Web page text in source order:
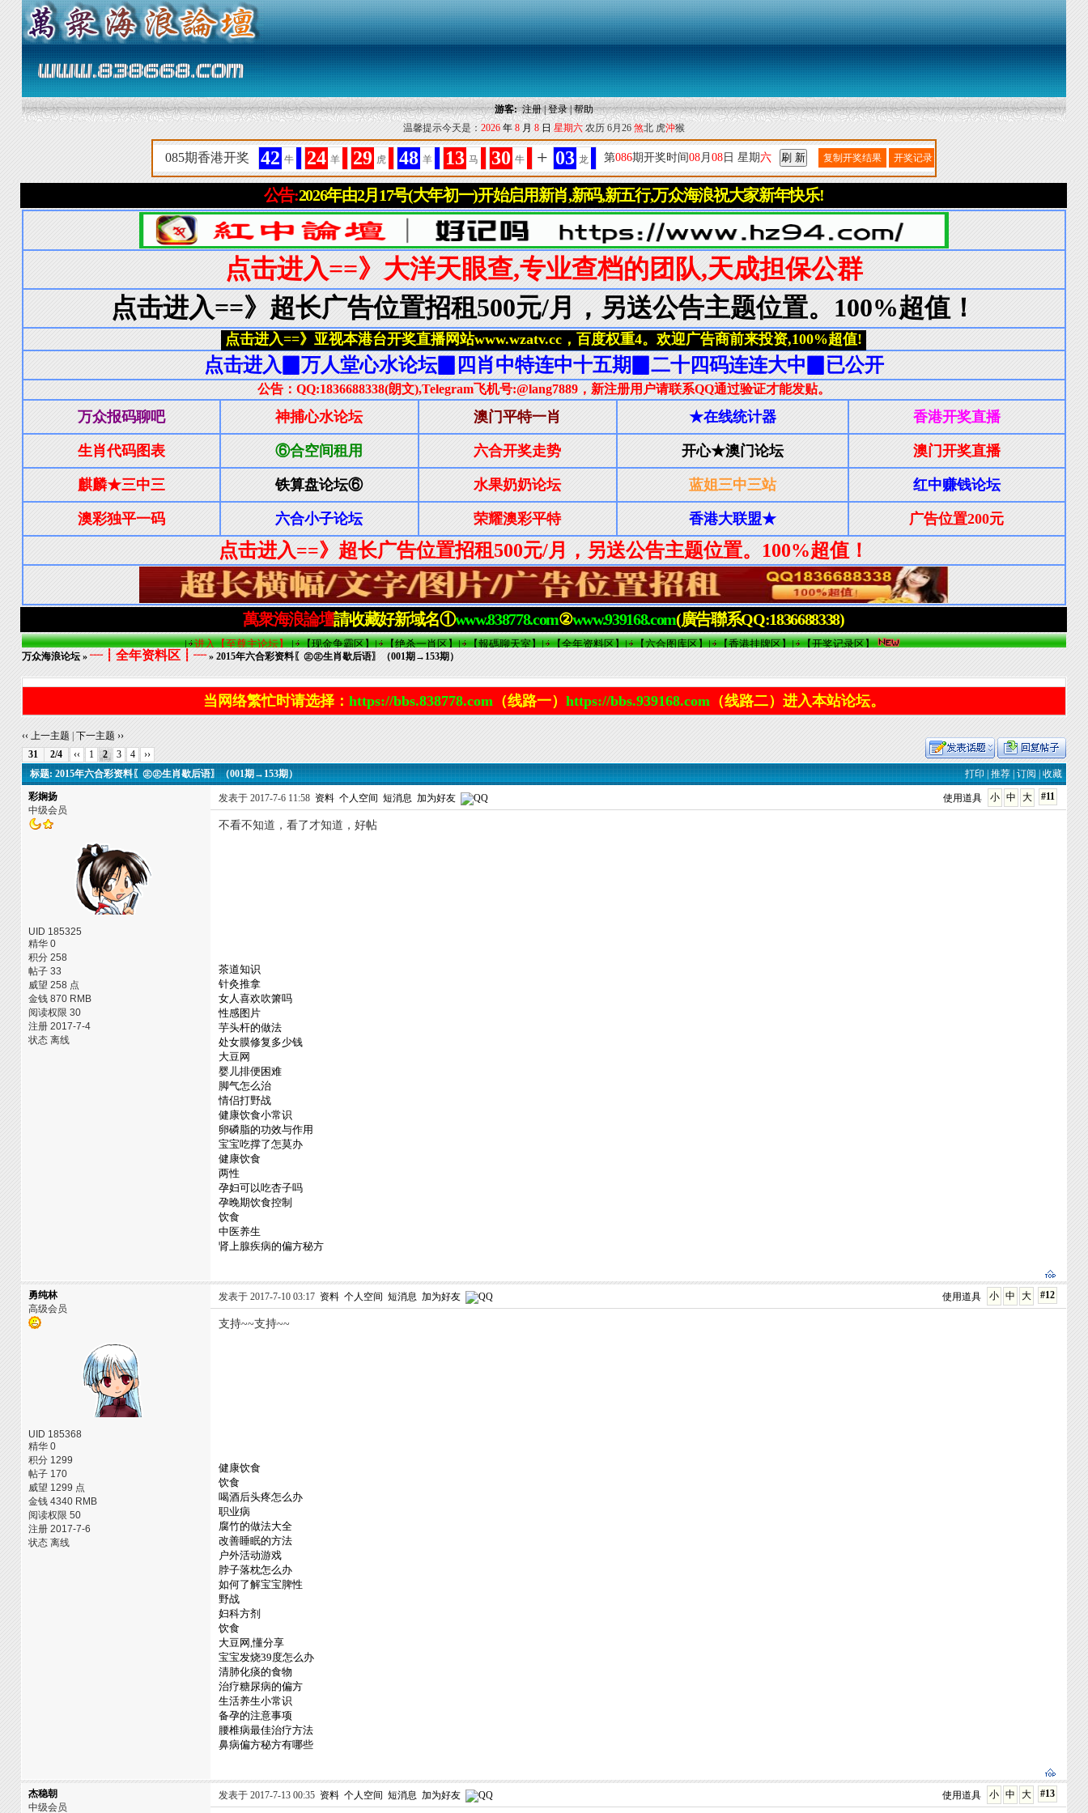
游客:注册|登录|帮助
温馨提示今天是： 2026年 8月 8日 星期六 农历 6月26 煞北 虎沖猴
万众海浪论坛» ┈┋全年资料区┋┈» 2015年六合彩资料〖㊣㊣生肖歇后语〗（001期→153期）
当网络繁忙时请选择： https://bbs.838778.com（线路一） https://bbs.939168.com（线路二）进入本站论坛。
‹‹ 上一主题
下一主题 ››
31
2/4 ‹‹ 1 2 3 4
››
打印
推荐| 订阅 收藏
标题: 2015年六合彩资料〖㊣㊣生肖歇后语〗（001期→153期）
彩娴扬
中级会员
UID 185325
精华 0
积分 258
帖子 33
威望 258 点
金钱 870 RMB
阅读权限 30
注册 2017-7-4
状态 离线
#11
大
中
小
使用道具
发表于 2017-7-6 11:58 资料 个人空间 短消息 加为好友
不看不知道，看了才知道，好帖
茶道知识
针灸推拿
女人喜欢吹箫吗
性感图片
芋头杆的做法
处女膜修复多少钱
大豆网
婴儿排便困难
脚气怎么治
情侣打野战
健康饮食小常识
卵磷脂的功效与作用
宝宝吃撑了怎莫办
健康饮食
两性
孕妇可以吃杏子吗
孕晚期饮食控制
饮食
中医养生
肾上腺疾病的偏方秘方
勇纯林
高级会员
UID 185368
精华 0
积分 1299
帖子 170
威望 1299 点
金钱 4340 RMB
阅读权限 50
注册 2017-7-6
状态 离线
#12
大
中
小
使用道具
发表于 2017-7-10 03:17 资料 个人空间 短消息 加为好友
支持~~支持~~
健康饮食
饮食
喝酒后头疼怎么办
职业病
腐竹的做法大全
改善睡眠的方法
户外活动游戏
脖子落枕怎么办
如何了解宝宝脾性
野战
妇科方剂
饮食
大豆网,懂分享
宝宝发烧39度怎么办
清肺化痰的食物
治疗糖尿病的偏方
生活养生小常识
备孕的注意事项
腰椎病最佳治疗方法
鼻病偏方秘方有哪些
杰稳朝
中级会员
#13
大
中
小
使用道具
发表于 2017-7-13 00:35 资料 个人空间 短消息 加为好友